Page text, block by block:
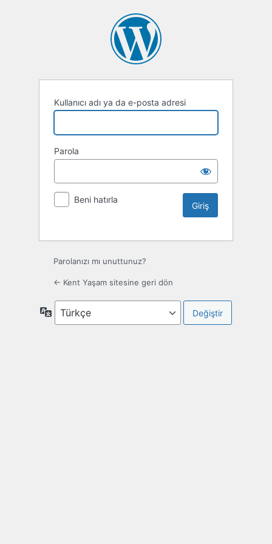
Kullanıcı adı ya da e-posta adresi
Parola
Beni hatırla
Parolanızı mı unuttunuz?
← Kent Yaşam sitesine geri dön
Dil